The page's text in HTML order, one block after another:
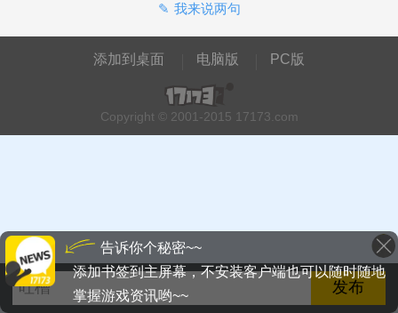
我来说两句
添加到桌面 电脑版 PC版
Copyright © 2001-2015 17173.com
告诉你个秘密~~
添加书签到主屏幕，不安装客户端也可以随时随地
掌握游戏资讯哟~~